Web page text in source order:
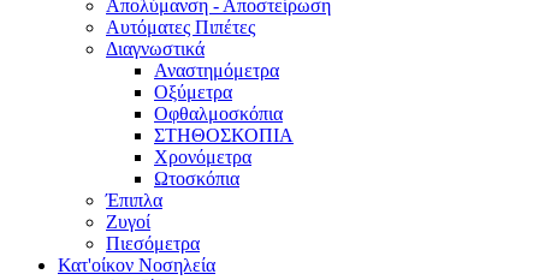
Απολύμανση - Αποστείρωση
Αυτόματες Πιπέτες
Διαγνωστικά
Αναστημόμετρα
Οξύμετρα
Οφθαλμοσκόπια
ΣΤΗΘΟΣΚΟΠΙΑ
Χρονόμετρα
Ωτοσκόπια
Έπιπλα
Ζυγοί
Πιεσόμετρα
Κατ'οίκον Νοσηλεία